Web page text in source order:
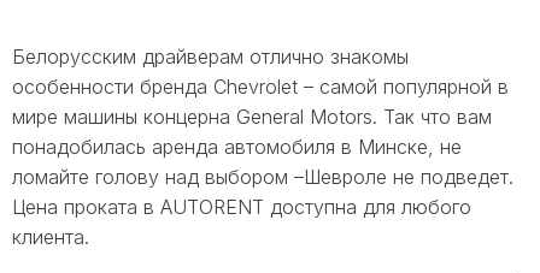
Белорусским драйверам отлично знакомы
особенности бренда Chevrolet – самой популярной в
мире машины концерна General Motors. Так что вам
понадобилась аренда автомобиля в Минске, не
ломайте голову над выбором –Шевроле не подведет.
Цена проката в AUTORENT доступна для любого
клиента.